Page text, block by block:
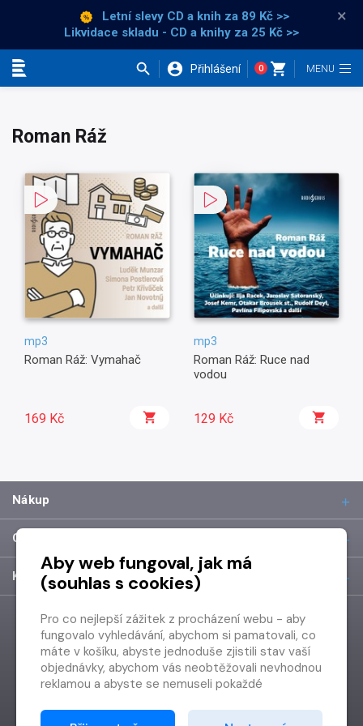
Letní slevy CD a knih za 89 Kč >>
Likvidace skladu - CD a knihy za 25 Kč >>
×
Přihlášení 0
Roman Ráž
mp3
Roman Ráž: Vymahač
169 Kč
mp3
Roman Ráž: Ruce nad
vodou
129 Kč
Nákup
O společnosti
Kontakt
Aby web fungoval, jak má
(souhlas s cookies)
Pro co nejlepší zážitek z procházení webu - aby
fungovalo vyhledávání, abychom si pamatovali, co
máte v košíku, abyste jednoduše zjistili stav vaší
objednávky, abychom vás neobtěžovali nevhodnou
reklamou a abyste se nemuseli pokaždé